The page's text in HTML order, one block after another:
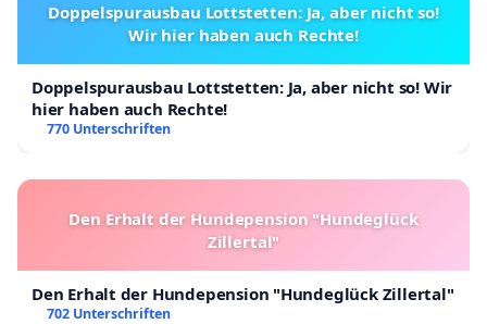
Doppelspurausbau Lottstetten: Ja, aber nicht so!
Wir hier haben auch Rechte!
Doppelspurausbau Lottstetten: Ja, aber nicht so! Wir
hier haben auch Rechte!
770 Unterschriften
Den Erhalt der Hundepension "Hundeglück
Zillertal"
Den Erhalt der Hundepension "Hundeglück Zillertal"
702 Unterschriften